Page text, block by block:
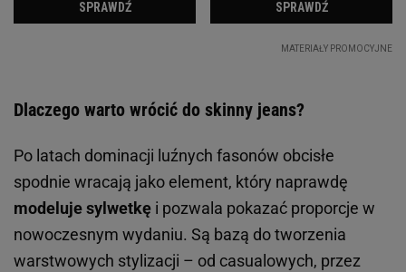
Dlaczego warto wrócić do skinny jeans?
Po latach dominacji luźnych fasonów obcisłe
spodnie wracają jako element, który naprawdę
modeluje sylwetkę i pozwala pokazać proporcje w
nowoczesnym wydaniu. Są bazą do tworzenia
warstwowych stylizacji – od casualowych, przez